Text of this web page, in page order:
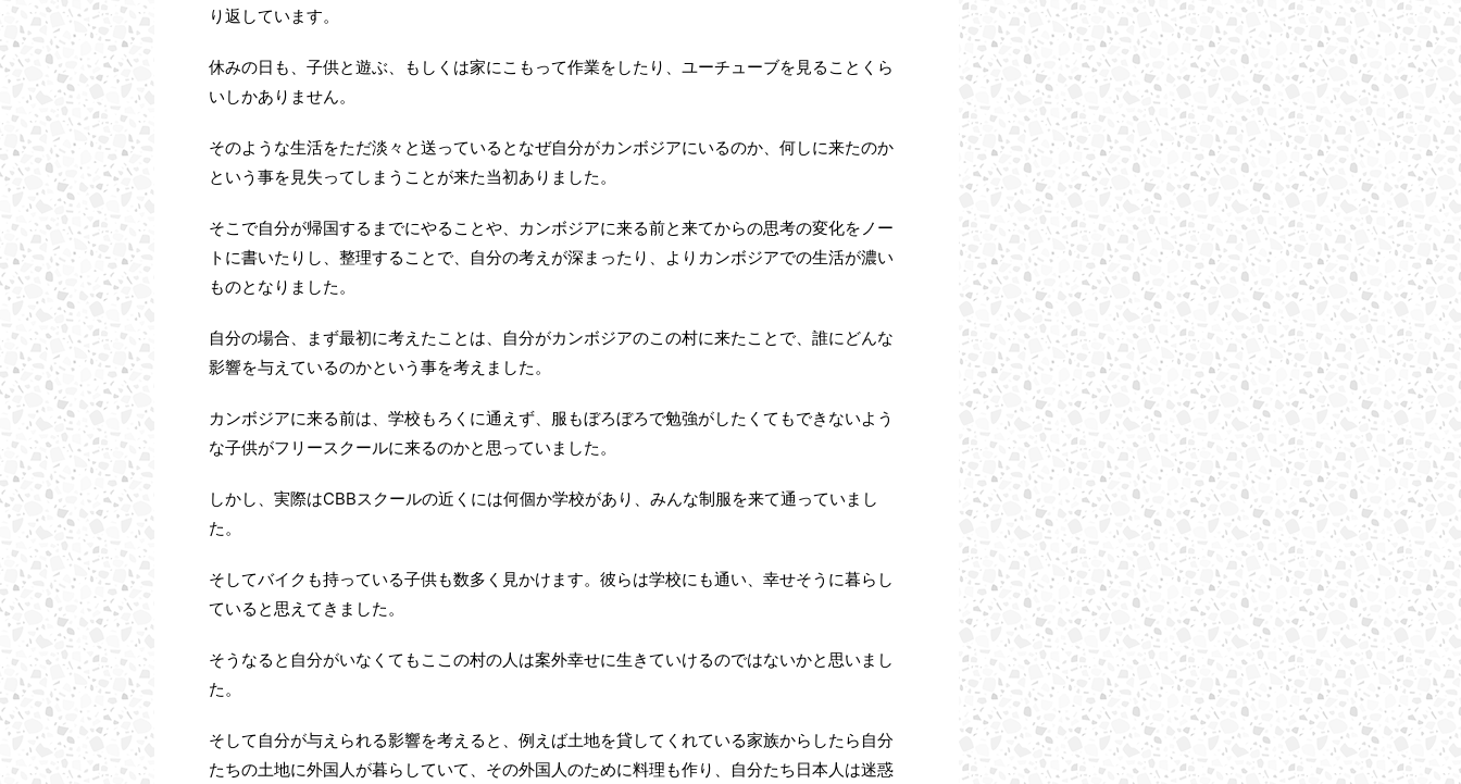
り返しています。
休みの日も、子供と遊ぶ、もしくは家にこもって作業をしたり、ユーチューブを見ることくら
いしかありません。
そのような生活をただ淡々と送っているとなぜ自分がカンボジアにいるのか、何しに来たのか
という事を見失ってしまうことが来た当初ありました。
そこで自分が帰国するまでにやることや、カンボジアに来る前と来てからの思考の変化をノー
トに書いたりし、整理することで、自分の考えが深まったり、よりカンボジアでの生活が濃い
ものとなりました。
自分の場合、まず最初に考えたことは、自分がカンボジアのこの村に来たことで、誰にどんな
影響を与えているのかという事を考えました。
カンボジアに来る前は、学校もろくに通えず、服もぼろぼろで勉強がしたくてもできないよう
な子供がフリースクールに来るのかと思っていました。
しかし、実際はCBBスクールの近くには何個か学校があり、みんな制服を来て通っていまし
た。
そしてバイクも持っている子供も数多く見かけます。彼らは学校にも通い、幸せそうに暮らし
ていると思えてきました。
そうなると自分がいなくてもここの村の人は案外幸せに生きていけるのではないかと思いまし
た。
そして自分が与えられる影響を考えると、例えば土地を貸してくれている家族からしたら自分
たちの土地に外国人が暮らしていて、その外国人のために料理も作り、自分たち日本人は迷惑